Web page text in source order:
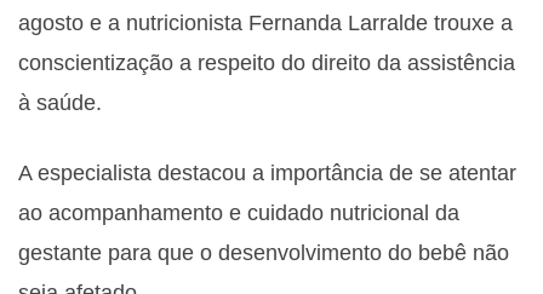
agosto e a nutricionista Fernanda Larralde trouxe a
conscientização a respeito do direito da assistência
à saúde.
A especialista destacou a importância de se atentar
ao acompanhamento e cuidado nutricional da
gestante para que o desenvolvimento do bebê não